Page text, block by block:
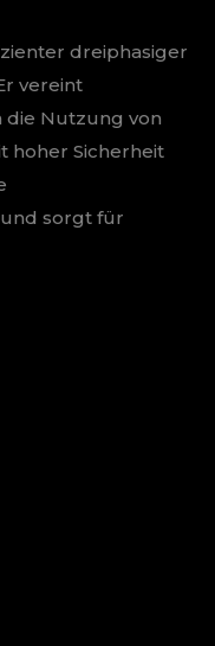
dreiphasiger
vereint
Nutzung von
hoher Sicherheit
sorgt für